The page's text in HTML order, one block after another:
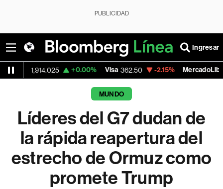
PUBLICIDAD
Ingresar
+0.00% Visa 362.50 -2.15% MercadoLibre 1,821.795 -
MUNDO
Líderes del G7 dudan de
la rápida reapertura del
estrecho de Ormuz como
promete Trump